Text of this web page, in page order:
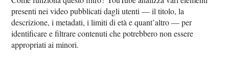
presenti nei video pubblicati dagli utenti — il titolo, la
descrizione, i metadati, i limiti di età e quant’altro — per
identificare e filtrare contenuti che potrebbero non essere
appropriati ai minori.